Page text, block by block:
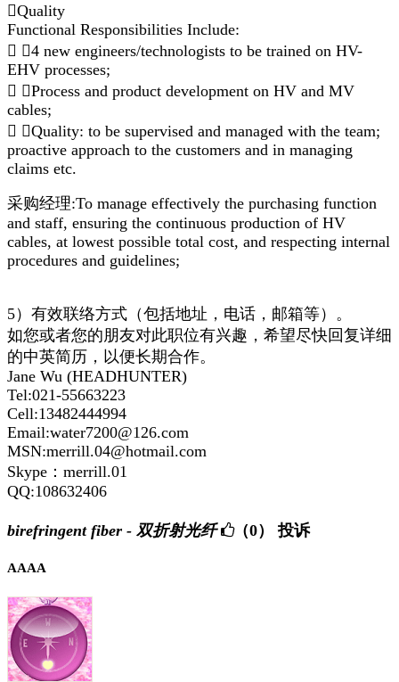
Quality
Functional Responsibilities Include:
 4 new engineers/technologists to be trained on HV-
EHV processes;
 Process and product development on HV and MV
cables;
 Quality: to be supervised and managed with the team;
proactive approach to the customers and in managing
claims etc.
采购经理:To manage effectively the purchasing function
and staff, ensuring the continuous production of HV
cables, at lowest possible total cost, and respecting internal
procedures and guidelines;
5）有效联络方式（包括地址，电话，邮箱等）。
如您或者您的朋友对此职位有兴趣，希望尽快回复详细
的中英简历，以便长期合作。
Jane Wu (HEADHUNTER)
Tel:021-55663223
Cell:13482444994
Email:water7200@126.com
MSN:merrill.04@hotmail.com
Skype：merrill.01
QQ:108632406
birefringent fiber - 双折射光纤 （0） 投诉
AAAA